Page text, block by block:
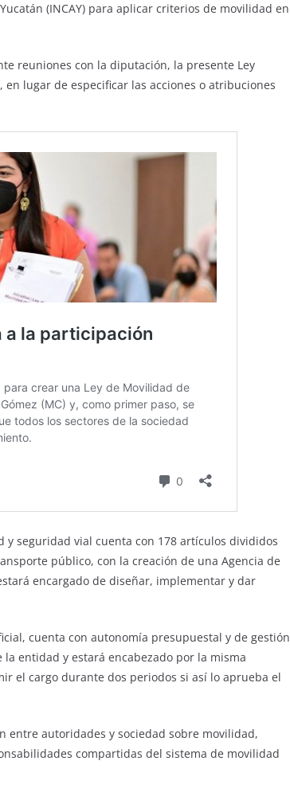
(INCAY) para aplicar criterios de movilidad en
reuniones con la diputación, la presente Ley
lugar de especificar las acciones o atribuciones
y seguridad vial cuenta con 178 artículos divididos
público, con la creación de una Agencia de
encargado de diseñar, implementar y dar
cuenta con autonomía presupuestal y de gestión
entidad y estará encabezado por la misma
el cargo durante dos periodos si así lo aprueba el
entre autoridades y sociedad sobre movilidad,
compartidas del sistema de movilidad